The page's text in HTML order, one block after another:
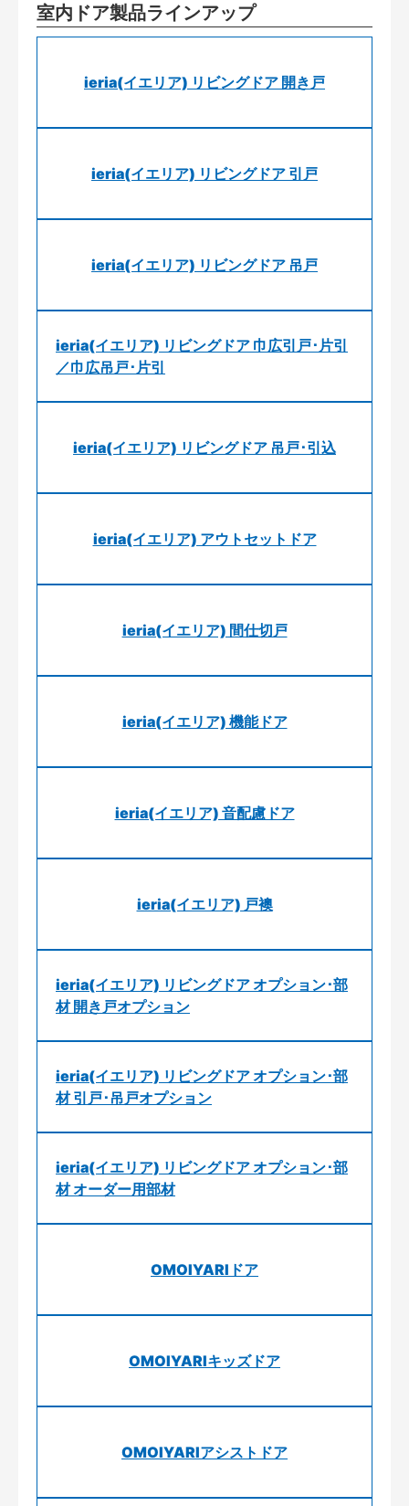
室内ドア製品ラインアップ
ieria(イエリア) リビングドア 開き戸
ieria(イエリア) リビングドア 引戸
ieria(イエリア) リビングドア 吊戸
ieria(イエリア) リビングドア 巾広引戸･片引
／巾広吊戸･片引
ieria(イエリア) リビングドア 吊戸･引込
ieria(イエリア) アウトセットドア
ieria(イエリア) 間仕切戸
ieria(イエリア) 機能ドア
ieria(イエリア) 音配慮ドア
ieria(イエリア) 戸襖
ieria(イエリア) リビングドア オプション･部
材 開き戸オプション
ieria(イエリア) リビングドア オプション･部
材 引戸･吊戸オプション
ieria(イエリア) リビングドア オプション･部
材 オーダー用部材
OMOIYARIドア
OMOIYARIキッズドア
OMOIYARIアシストドア